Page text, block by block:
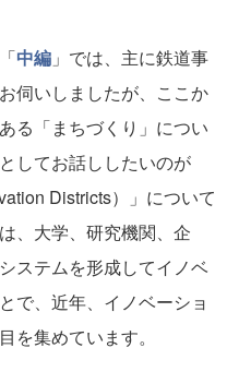
中編 」では、主に鉄道事
伺いしましたが、ここか
る「まちづくり」につい
してお話ししたいのが
Districts）」について
、大学、研究機関、企
ステムを形成してイノベ
で、近年、イノベーショ
を集めています。